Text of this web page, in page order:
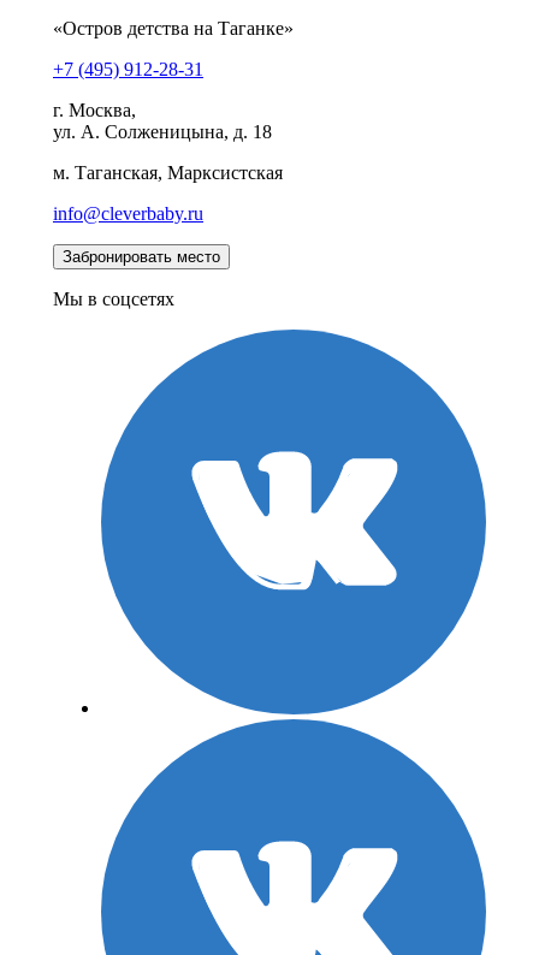
«Остров детства на Таганке»
+7 (495) 912-28-31
г. Москва,
ул. А. Солженицына, д. 18
м. Таганская, Марксистская
info@cleverbaby.ru
Мы в соцсетях